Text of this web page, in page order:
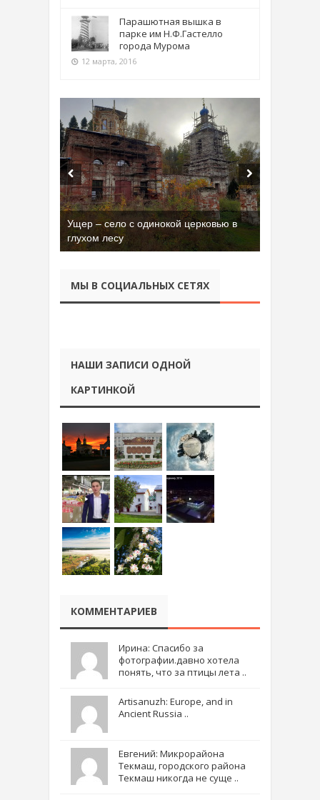
Парашютная вышка в
парке им Н.Ф.Гастелло
города Мурома
12 марта, 2016
Ущер – село с одинокой церковью в
глухом лесу
МЫ В СОЦИАЛЬНЫХ СЕТЯХ
НАШИ ЗАПИСИ ОДНОЙ
КАРТИНКОЙ
КОММЕНТАРИЕВ
Ирина: Спасибо за
фотографии.давно хотела
понять, что за птицы лета ..
Artisanuzh: Europe, and in
Ancient Russia ..
Евгений: Микрорайона
Текмаш, городского района
Текмаш никогда не суще ..